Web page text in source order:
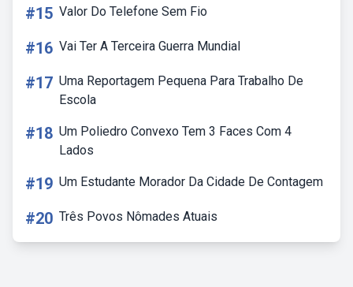
#15 Valor Do Telefone Sem Fio
#16 Vai Ter A Terceira Guerra Mundial
#17 Uma Reportagem Pequena Para Trabalho De
Escola
#18 Um Poliedro Convexo Tem 3 Faces Com 4
Lados
#19 Um Estudante Morador Da Cidade De Contagem
#20 Três Povos Nômades Atuais